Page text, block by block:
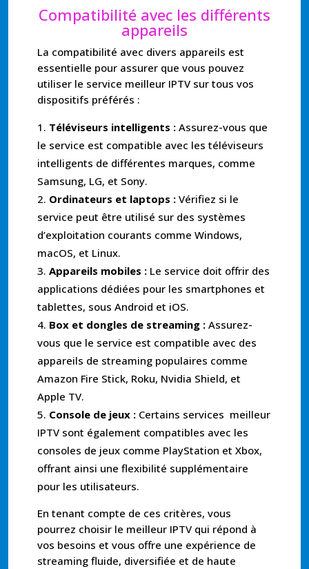
Compatibilité avec les différents
appareils
La compatibilité avec divers appareils est
essentielle pour assurer que vous pouvez
utiliser le service meilleur IPTV sur tous vos
dispositifs préférés :
Téléviseurs intelligents : Assurez-vous que
le service est compatible avec les téléviseurs
intelligents de différentes marques, comme
Samsung, LG, et Sony.
Ordinateurs et laptops : Vérifiez si le
service peut être utilisé sur des systèmes
d’exploitation courants comme Windows,
macOS, et Linux.
Appareils mobiles : Le service doit offrir des
applications dédiées pour les smartphones et
tablettes, sous Android et iOS.
Box et dongles de streaming : Assurez-
vous que le service est compatible avec des
appareils de streaming populaires comme
Amazon Fire Stick, Roku, Nvidia Shield, et
Apple TV.
Console de jeux : Certains services meilleur
IPTV sont également compatibles avec les
consoles de jeux comme PlayStation et Xbox,
offrant ainsi une flexibilité supplémentaire
pour les utilisateurs.
En tenant compte de ces critères, vous
pourrez choisir le meilleur IPTV qui répond à
vos besoins et vous offre une expérience de
streaming fluide, diversifiée et de haute